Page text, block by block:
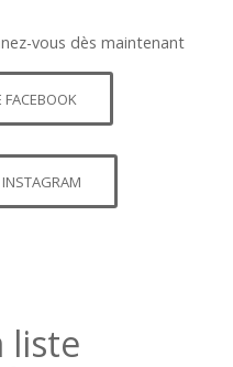
vous dès maintenant
FACEBOOK
liste